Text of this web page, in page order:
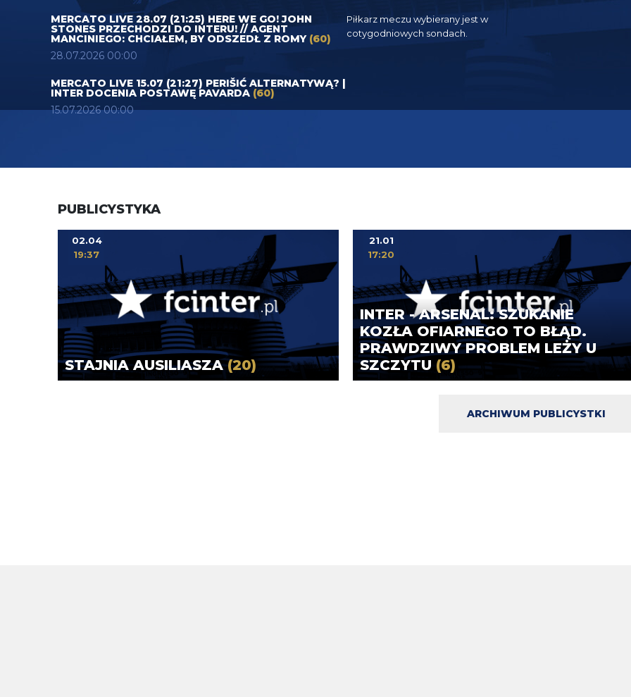
MERCATO LIVE 28.07 (21:25) HERE WE GO! JOHN
STONES PRZECHODZI DO INTERU! // AGENT
MANCINIEGO: CHCIAŁEM, BY ODSZEDŁ Z ROMY (60)
28.07.2026 00:00
MERCATO LIVE 15.07 (21:27) PERIŠIĆ ALTERNATYWĄ? |
INTER DOCENIA POSTAWĘ PAVARDA (60)
15.07.2026 00:00
Piłkarz meczu wybierany jest w
cotygodniowych sondach.
PUBLICYSTYKA
STAJNIA AUSILIASZA(20)
02.04
19:37
INTER - ARSENAL: SZUKANIE
KOZŁA OFIARNEGO TO BŁĄD.
PRAWDZIWY PROBLEM LEŻY U
SZCZYTU (6)
21.01
17:20
ARCHIWUM PUBLICYSTKI